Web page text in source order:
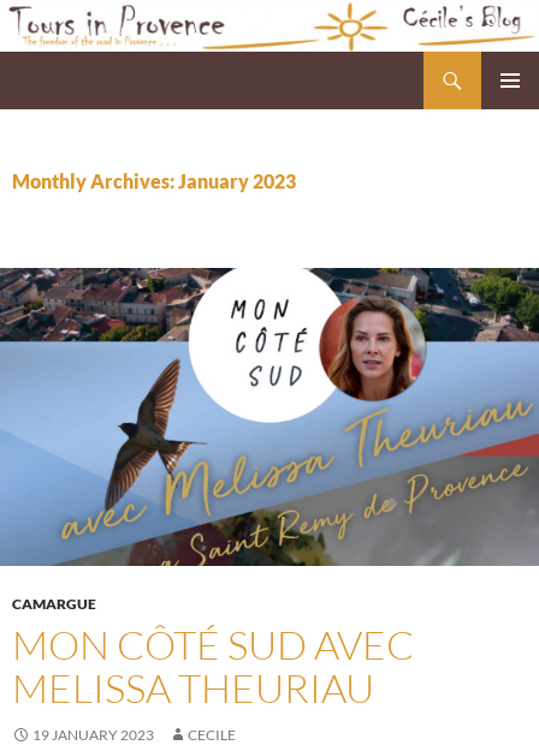
Skip
Monthly Archives: January 2023
CAMARGUE
MON CÔTÉ SUD AVEC
MELISSA THEURIAU
19 JANUARY 2023 CECILE